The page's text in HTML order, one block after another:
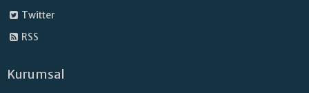
Twitter
RSS
Kurumsal